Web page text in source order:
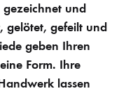
und
gelötet, gefeilt und
geben Ihren
Form. Ihre
lassen